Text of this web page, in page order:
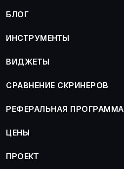
БЛОГ
ИНСТРУМЕНТЫ
ВИДЖЕТЫ
СРАВНЕНИЕ СКРИНЕРОВ
РЕФЕРАЛЬНАЯ ПРОГРАММА
ЦЕНЫ
ПРОЕКТ